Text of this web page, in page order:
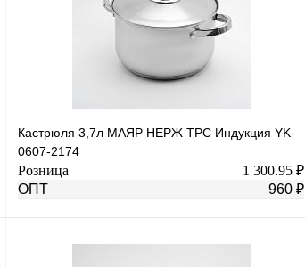
Кастрюля 3,7л МАЯР НЕРЖ ТРС Индукция YK-
0607-2174
Розница
1 300.95 ₽
ОПТ
960 ₽